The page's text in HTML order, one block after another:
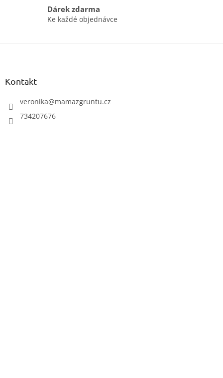
ý
i
Dárek zdarma
Ke každé objednávce
Z
Kontakt
veronika@mamazgruntu.cz
734207676